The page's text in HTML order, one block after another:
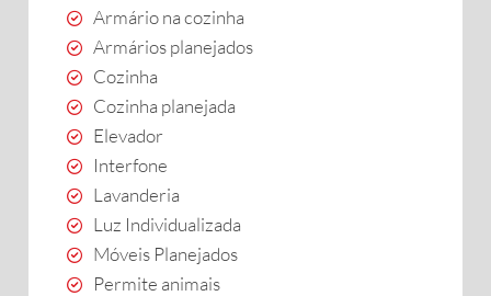
Armário na cozinha
Armários planejados
Cozinha
Cozinha planejada
Elevador
Interfone
Lavanderia
Luz Individualizada
Móveis Planejados
Permite animais